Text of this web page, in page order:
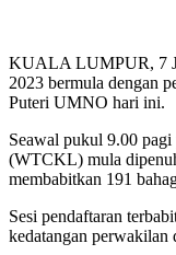
KUALA LUMPUR, 7
2023 bermula dengan
Puteri UMNO hari ini.
Seawal pukul 9.00
(WTCKL) mula
membabitkan 191
Sesi pendaftaran
kedatangan perwakilan